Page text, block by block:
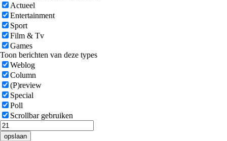
Actueel
Entertainment
Sport
Film & Tv
Games
Toon berichten van deze types
Weblog
Column
(P)review
Special
Poll
Scrollbar gebruiken
opslaan